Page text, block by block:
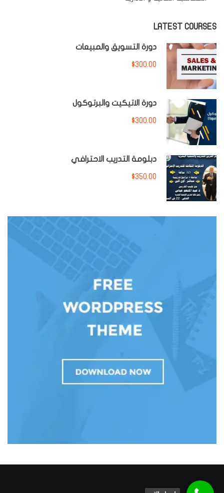
LATEST COURSES
دورة التسويق والمبيعات
$300.00
دورة الاتيكيت والبرتوكول
$300.00
دبلومة التدريب الاحترافي
$350.00